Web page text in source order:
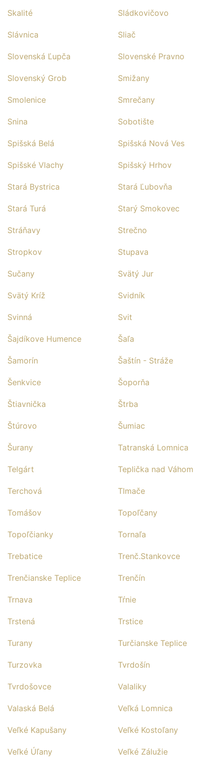
Skalité Sládkovičovo
Slávnica Sliač
Slovenská Ľupča Slovenské Pravno
Slovenský Grob Smižany
Smolenice Smrečany
Snina Sobotište
Spišská Belá Spišská Nová Ves
Spišské Vlachy Spišský Hrhov
Stará Bystrica Stará Ľubovňa
Stará Turá Starý Smokovec
Stráňavy Strečno
Stropkov Stupava
Sučany Svätý Jur
Svätý Kríž Svidník
Svinná Svit
Šajdíkove Humence Šaľa
Šamorín Šaštín - Stráže
Šenkvice Šoporňa
Štiavnička Štrba
Štúrovo Šumiac
Šurany Tatranská Lomnica
Telgárt Teplička nad Váhom
Terchová Tlmače
Tomášov Topoľčany
Topoľčianky Tornaľa
Trebatice Trenč.Stankovce
Trenčianske Teplice Trenčín
Trnava Tŕnie
Trstená Trstice
Turany Turčianske Teplice
Turzovka Tvrdošín
Tvrdošovce Valaliky
Valaská Belá Veľká Lomnica
Veľké Kapušany Veľké Kostoľany
Veľké Úľany Veľké Zálužie